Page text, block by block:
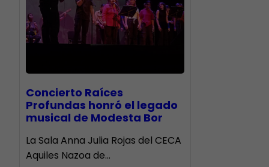
​Concierto Raíces
Profundas honró el legado
musical de Modesta Bor
La Sala Anna Julia Rojas del CECA
Aquiles Nazoa de…